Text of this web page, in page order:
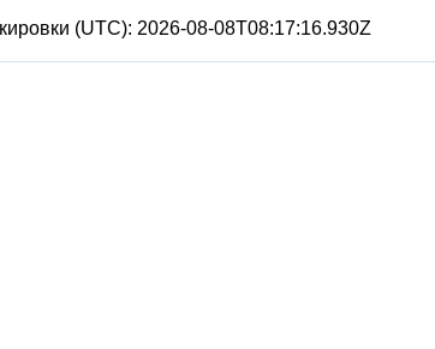
(UTC): 2026-08-08T08:17:16.930Z